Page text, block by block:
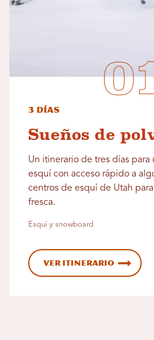
3 días
Sueños de
Un itinerario de tres días para
esquí con acceso rápido a
centros de esquí de Utah
fresca.
Esquí y snowboard
Ver itinerario